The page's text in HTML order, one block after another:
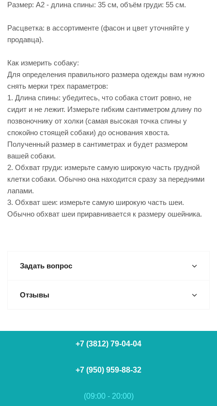
Размер: А2 - длина спины: 35 см, объём груди: 55 см.
Расцветка: в ассортименте (фасон и цвет уточняйте у
продавца).
Как измерить собаку:
Для определения правильного размера одежды вам нужно
снять мерки трех параметров:
1. Длина спины: убедитесь, что собака стоит ровно, не
сидит и не лежит. Измерьте гибким сантиметром длину по
позвоночнику от холки (самая высокая точка спины у
спокойно стоящей собаки) до основания хвоста.
Полученный размер в сантиметрах и будет размером
вашей собаки.
2. Обхват груди: измерьте самую широкую часть грудной
клетки собаки. Обычно она находится сразу за передними
лапами.
3. Обхват шеи: измерьте самую широкую часть шеи.
Обычно обхват шеи приравнивается к размеру ошейника.
Задать вопрос
Отзывы
+7 (3812) 79-04-04
+7 (950) 959-88-32
(09:00 - 20:00)